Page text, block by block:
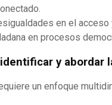
en el
en procesos
y abordar
un enfoque